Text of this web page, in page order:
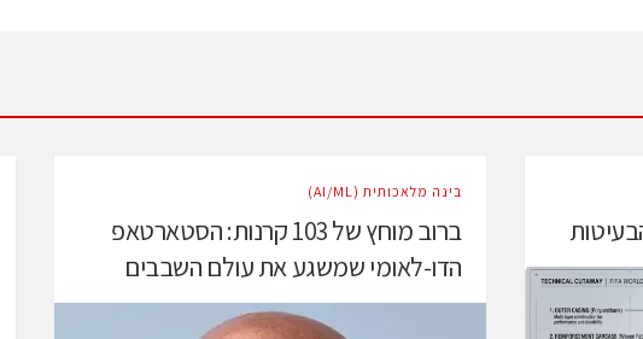
בינה מלאכותית (AI/ML)
ברוב מוחץ של 103 קרנות: הסטארטאפ
הדו-לאומי שמשגע את עולם השבבים